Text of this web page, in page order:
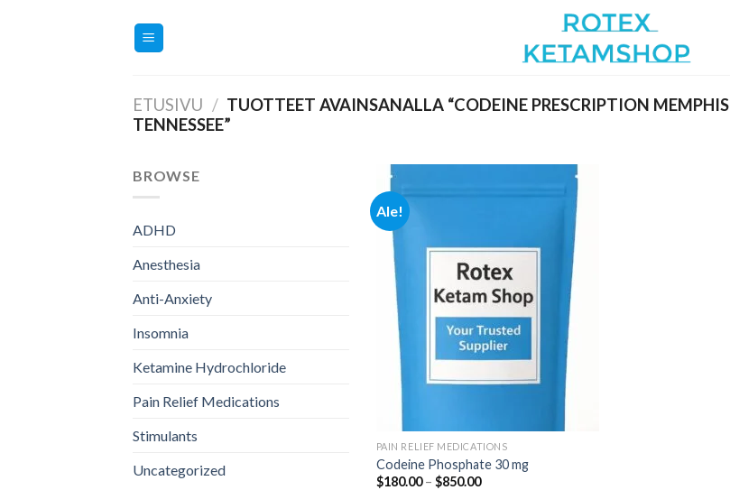
ETUSIVU / TUOTTEET AVAINSANALLA “CODEINE PRESCRIPTION MEMPHIS
TENNESSEE”
BROWSE
ADHD
Anesthesia
Anti-Anxiety
Insomnia
Ketamine Hydrochloride
Pain Relief Medications
Stimulants
Uncategorized
Ale!
Add to
wishlist
PAIN RELIEF MEDICATIONS
Codeine Phosphate 30 mg
$180.00 – $850.00Hintaluokka: